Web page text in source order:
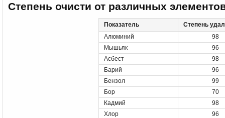
Степень очисти от различных
Показатель
Степень
Алюминий
98
Мышьяк
96
Асбест
98
Барий
96
Бензол
99
Бор
70
Кадмий
98
Хлор
96